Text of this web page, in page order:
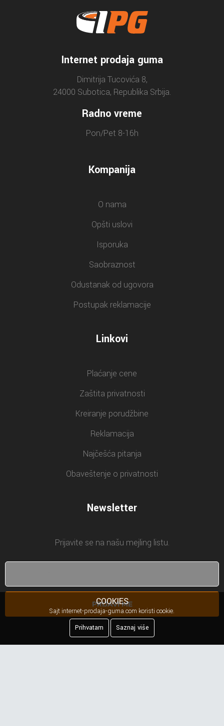
Internet prodaja guma
Dimitrija Tucovića 8,
24000 Subotica, Republika Srbija.
Radno vreme
Pon/Pet 8-16h
Kompanija
O nama
Opšti uslovi
Isporuka
Saobraznost
Odustanak od ugovora
Postupak reklamacije
Linkovi
Plaćanje cene
Zaštita privatnosti
Kreiranje porudžbine
Reklamacija
Najčešća pitanja
Obaveštenje o privatnosti
Newsletter
Prijavite se na našu mejling listu.
PRIJAVI ME
COOKIES
Sajt internet-prodaja-guma.com koristi cookie.
Prihvatam
Saznaj više